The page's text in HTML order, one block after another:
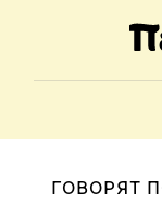
ГОВОРЯТ